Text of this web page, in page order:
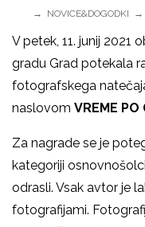
NOVICE&DOGODKI
V petek, 11. junij 2021
gradu Grad potekala
fotografskega
naslovom VREME PO
Za nagrade se je
kategoriji
odrasli. Vsak avtor je
fotografijami.